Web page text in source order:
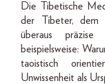
Die Tibetische
der Tibeter, dem
überaus
beispielsweise:
taoistisch
Unwissenheit als